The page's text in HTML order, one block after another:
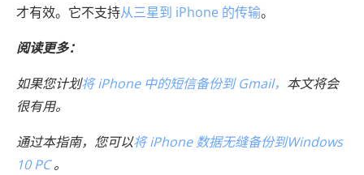
才有效。它不支持从三星到 iPhone 的传输。
阅读更多：
如果您计划将 iPhone 中的短信备份到 Gmail， 本文将会
很有用。
通过本指南，您可以将 iPhone 数据无缝备份到Windows
10 PC。